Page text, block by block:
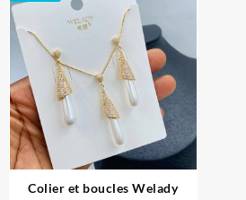
Colier et boucles Welady